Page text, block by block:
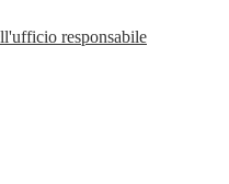
responsabile